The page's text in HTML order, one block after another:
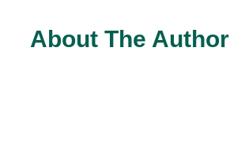
About The Author